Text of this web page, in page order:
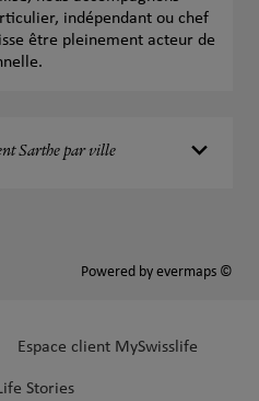
indépendant ou chef
être pleinement acteur de
Sarthe par ville
Powered by evermaps ©
Espace client MySwisslife
Stories